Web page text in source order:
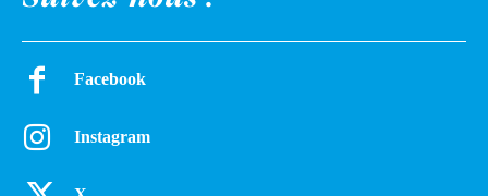
Facebook
Instagram